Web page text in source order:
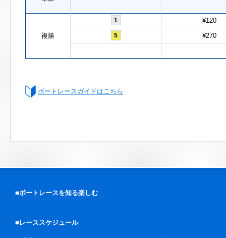
複勝
1 ¥120
5 ¥270
ボートレースガイドはこちら
■ボートレースを知る楽しむ
■レーススケジュール